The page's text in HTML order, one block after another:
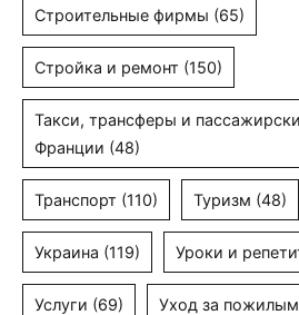
Строительные фирмы (65)
Стройка и ремонт (150)
Такси, трансферы и
Франции (48)
Транспорт (110) Туризм (48)
Украина (119) Уроки и
Услуги (69) Уход за